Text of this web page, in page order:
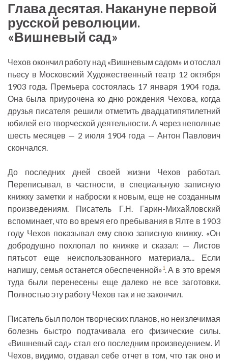
Глава десятая. Накануне первой
русской революции.
«Вишневый сад»
Чехов окончил работу над «Вишневым садом» и отослал
пьесу в Московский Художественный театр 12 октября
1903 года. Премьера состоялась 17 января 1904 года.
Она была приурочена ко дню рождения Чехова, когда
друзья писателя решили отметить двадцатипятилетний
юбилей его творческой деятельности. А через неполные
шесть месяцев — 2 июля 1904 года — Антон Павлович
скончался.
До последних дней своей жизни Чехов работал.
Переписывал, в частности, в специальную записную
книжку заметки и наброски к новым, еще не созданным
произведениям. Писатель Г.Н. Гарин-Михайловский
вспоминает, что во время его пребывания в Ялте в 1903
году Чехов показывал ему свою записную книжку. «Он
добродушно похлопал по книжке и сказал: — Листов
пятьсот еще неиспользованного материала... Если
напишу, семья останется обеспеченной»1. А в это время
туда были перенесены еще далеко не все заготовки.
Полностью эту работу Чехов так и не закончил.
Писатель был полон творческих планов, но неизлечимая
болезнь быстро подтачивала его физические силы.
«Вишневый сад» стал его последним произведением. И
Чехов, видимо, отдавал себе отчет в том, что так оно и